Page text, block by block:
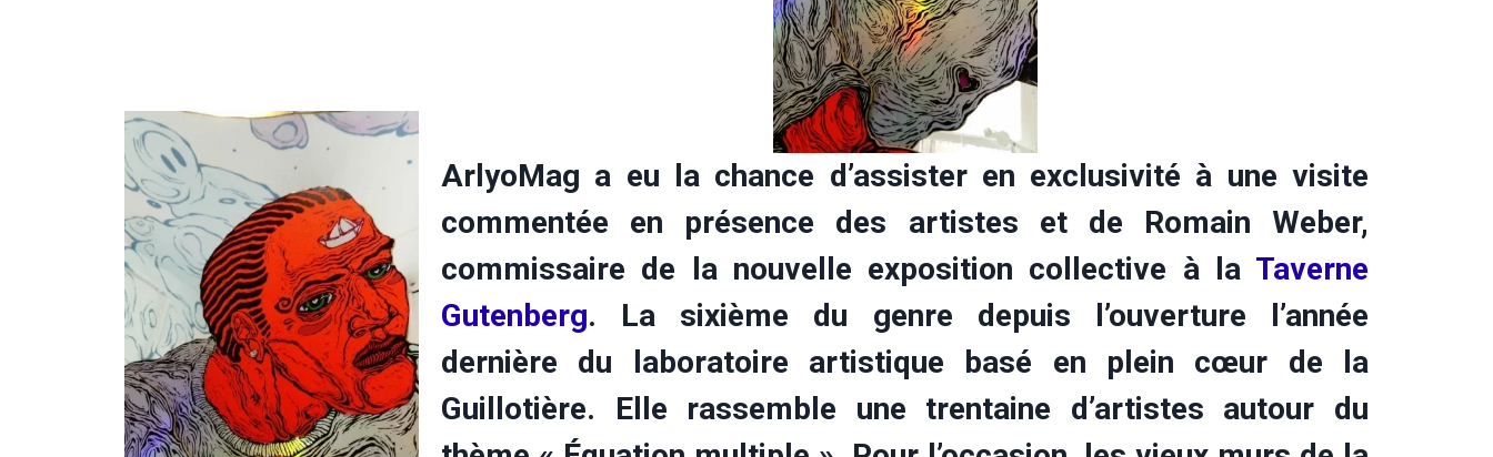
ArlyoMag a eu la chance d’assister en exclusivité à une visite
commentée en présence des artistes et de Romain Weber,
commissaire de la nouvelle exposition collective à la Taverne
Gutenberg. La sixième du genre depuis l’ouverture l’année
dernière du laboratoire artistique basé en plein cœur de la
Guillotière. Elle rassemble une trentaine d’artistes autour du